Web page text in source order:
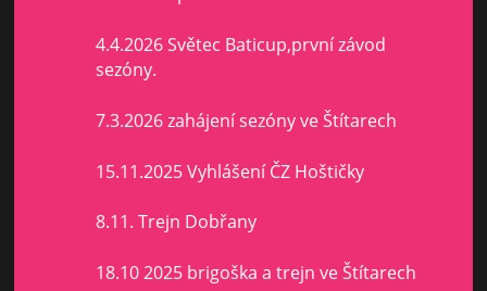
4.4.2026 Světec Baticup,první závod
sezóny.
7.3.2026 zahájení sezóny ve Štítarech
15.11.2025 Vyhlášení ČZ Hoštičky
8.11. Trejn Dobřany
18.10 2025 brigoška a trejn ve Štítarech